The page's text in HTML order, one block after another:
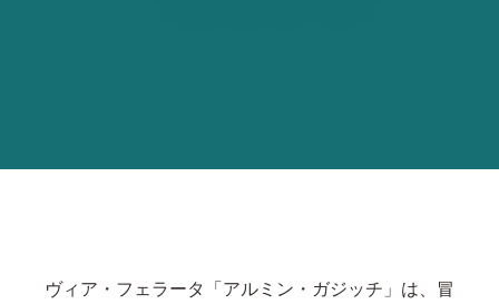
ヴィア・フェラータ「アルミン・ガジッチ」は、冒